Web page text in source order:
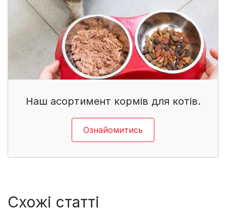
Наш асортимент кормів для котів.
Ознайомитись
Схожі статті